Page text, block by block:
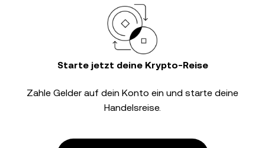
Starte jetzt deine Krypto-Reise
Zahle Gelder auf dein Konto ein und starte deine
Handelsreise.